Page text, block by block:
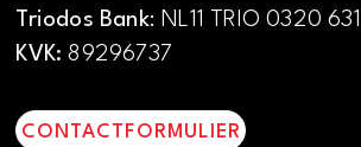
Triodos Bank: NL11 TRIO 0320
KVK: 89296737
CONTACTFORMULIER